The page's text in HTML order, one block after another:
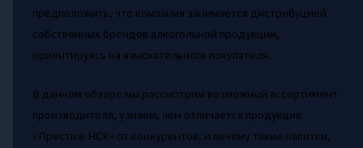
предположить, что компания занимается дистрибуцией
собственных брендов алкогольной продукции,
ориентируясь на взыскательного покупателя.
В данном обзоре мы рассмотрим возможный ассортимент
производителя, узнаем, чем отличается продукция
«Престиж НСК» от конкурентов, и почему такие напитки,